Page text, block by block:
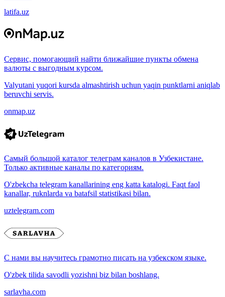
latifa.uz
Сервис, помогающий найти ближайшие пункты обмена
валюты с выгодным курсом.
Valyutani yuqori kursda almashtirish uchun yaqin punktlarni aniqlab
beruvchi servis.
onmap.uz
Самый большой каталог телеграм каналов в Узбекистане.
Только активные каналы по категориям.
O'zbekcha telegram kanallarining eng katta katalogi. Faqt faol
kanallar, ruknlarda va batafsil statistikasi bilan.
uztelegram.com
С нами вы научитесь грамотно писать на узбекском языке.
O'zbek tilida savodli yozishni biz bilan boshlang.
sarlavha.com